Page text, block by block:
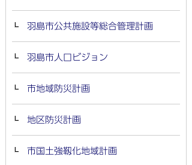
羽島市公共施設等総合管理計画
羽島市人口ビジョン
市地域防災計画
地区防災計画
市国土強靱化地域計画